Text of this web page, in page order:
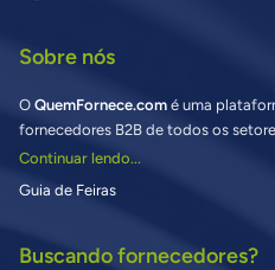
Sobre nós
O QuemFornece.com é uma
fornecedores B2B de todos os
Continuar lendo...
Guia de Feiras
Buscando fornecedores?